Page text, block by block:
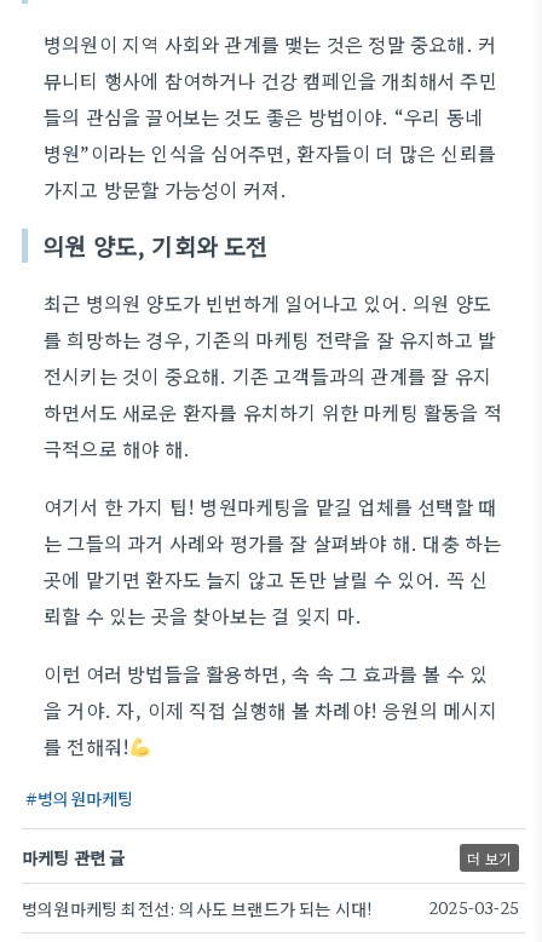
병의원이 지역 사회와 관계를 맺는 것은 정말 중요해. 커
뮤니티 행사에 참여하거나 건강 캠페인을 개최해서 주민
들의 관심을 끌어보는 것도 좋은 방법이야. “우리 동네
병원”이라는 인식을 심어주면, 환자들이 더 많은 신뢰를
가지고 방문할 가능성이 커져.
의원 양도, 기회와 도전
최근 병의원 양도가 빈번하게 일어나고 있어. 의원 양도
를 희망하는 경우, 기존의 마케팅 전략을 잘 유지하고 발
전시키는 것이 중요해. 기존 고객들과의 관계를 잘 유지
하면서도 새로운 환자를 유치하기 위한 마케팅 활동을 적
극적으로 해야 해.
여기서 한 가지 팁! 병원마케팅을 맡길 업체를 선택할 때
는 그들의 과거 사례와 평가를 잘 살펴봐야 해. 대충 하는
곳에 맡기면 환자도 늘지 않고 돈만 날릴 수 있어. 꼭 신
뢰할 수 있는 곳을 찾아보는 걸 잊지 마.
이런 여러 방법들을 활용하면, 속 속 그 효과를 볼 수 있
을 거야. 자, 이제 직접 실행해 볼 차례야! 응원의 메시지
를 전해줘!
병의원마케팅
마케팅 관련 글 더 보기
병의원마케팅 최전선: 의사도 브랜드가 되는 시대! 2025-03-25